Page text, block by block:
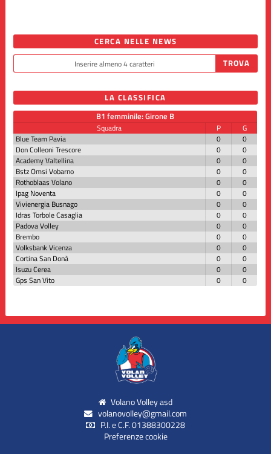
CERCA NELLE NEWS
LA CLASSIFICA
B1 femminile: Girone B
Squadra P
G
Blue Team Pavia
0
0
Don Colleoni Trescore
0
0
Academy Valtellina
0
0
Bstz Omsi Vobarno
0
0
Rothoblaas Volano
0
0
Ipag Noventa
0
0
Vivienergia Busnago
0
0
Idras Torbole Casaglia
0
0
Padova Volley
0
0
Brembo
0
0
Volksbank Vicenza
0
0
Cortina San Donà
0
0
Isuzu Cerea
0
0
Gps San Vito
0 0
Volano Volley asd
volanovolley@gmail.com
P.I. e C.F. 01388300228
Preferenze cookie